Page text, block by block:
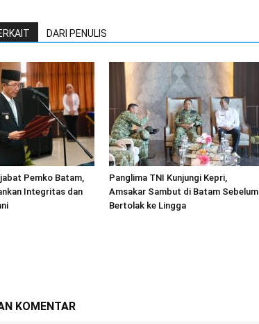
DARI PENULIS
Pemko Batam,
Integritas dan
Panglima TNI Kunjungi Kepri,
Amsakar Sambut di Batam Sebelum
Bertolak ke Lingga
KOMENTAR